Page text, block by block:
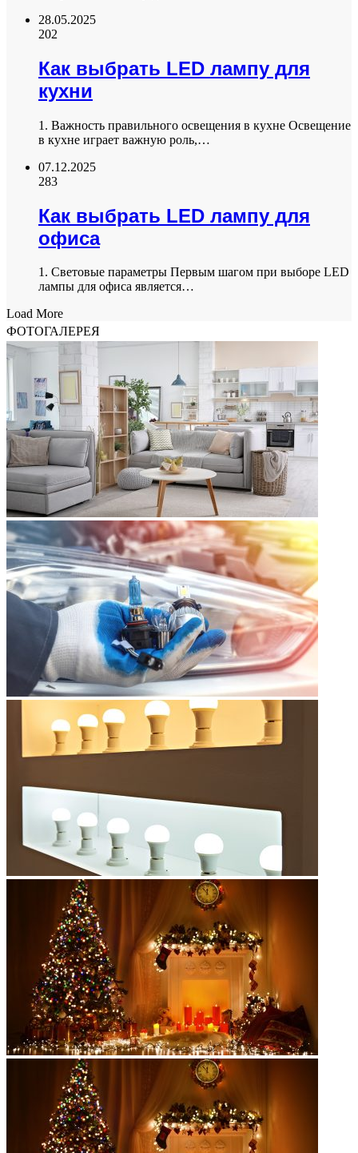
28.05.2025
202
Как выбрать LED лампу для
кухни
1. Важность правильного освещения в кухне Освещение
в кухне играет важную роль,…
07.12.2025
283
Как выбрать LED лампу для
офиса
1. Световые параметры Первым шагом при выборе LED
лампы для офиса является…
Load More
ФОТОГАЛЕРЕЯ